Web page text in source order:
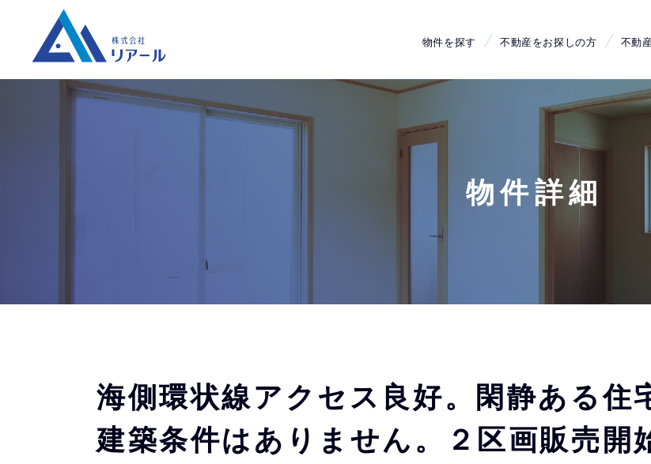
物件を探す 不動産をお探しの方 不動
物件詳細
海側環状線アクセス良好。閑静ある住
建築条件はありません。２区画販売開